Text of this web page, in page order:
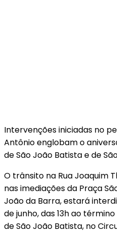
Intervenções iniciadas no
Antônio englobam o
de São João Batista e de
O trânsito na Rua Joaquim
nas imediações da Praça
João da Barra, estará
de junho, das 13h ao
de São João Batista, no